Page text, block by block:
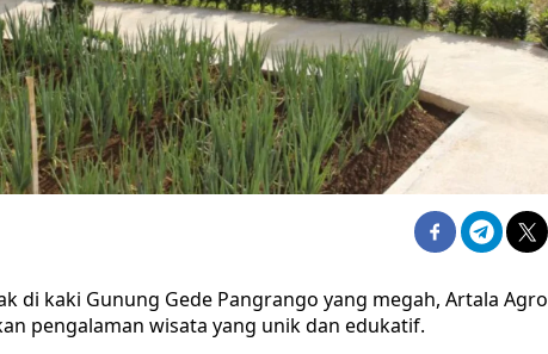
di kaki Gunung Gede Pangrango yang megah, Artala Agro
pengalaman wisata yang unik dan edukatif.